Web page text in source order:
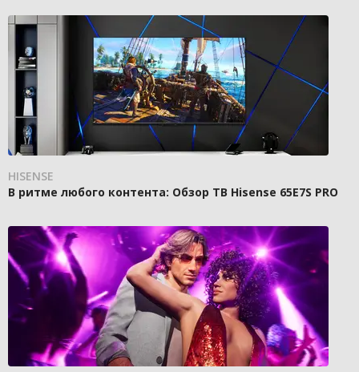
HISENSE
В ритме любого контента: Обзор ТВ Hisense 65E7S PRO